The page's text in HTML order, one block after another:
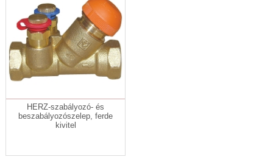
HERZ-szabályozó- és
beszabályozószelep, ferde
kivitel